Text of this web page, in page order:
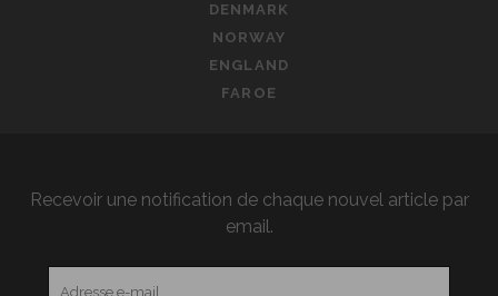
DENMARK
NORWAY
ENGLAND
FAROE
Recevoir une notification de chaque nouvel article par
email.